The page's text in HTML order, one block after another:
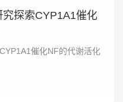
探索CYP1A1催化
催化NF的代谢活化